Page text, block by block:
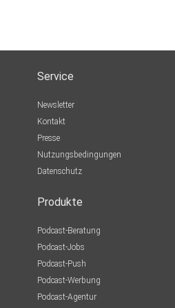
Service
Newsletter
Kontakt
Presse
Nutzungsbedingungen
Datenschutz
Produkte
Podcast-Beratung
Podcast-Jobs
Podcast-Push
Podcast-Werbung
Podcast-Agentur